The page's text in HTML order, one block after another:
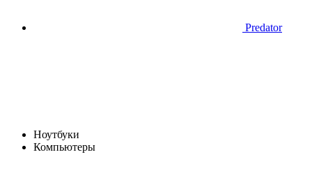
Predator
Ноутбуки
Компьютеры